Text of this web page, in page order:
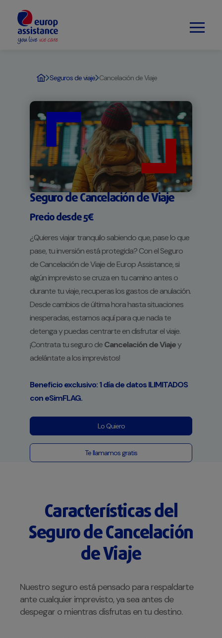
Seguros de viaje Cancelación de Viaje
Seguro de Cancelación de Viaje
Precio desde 5€
¿Quieres viajar tranquilo sabiendo que, pase lo que
pase, tu inversión está protegida? Con el Seguro
de Cancelación de Viaje de Europ Assistance, si
algún imprevisto se cruza en tu camino antes o
durante tu viaje, recuperas los gastos de anulación.
Desde cambios de última hora hasta situaciones
inesperadas, estamos aquí para que nada te
detenga y puedas centrarte en disfrutar el viaje.
¡Contrata tu seguro deCancelación de Viajey
adelántate a los imprevistos!
Beneficio exclusivo: 1 día de datos ILIMITADOS
con eSimFLAG.
Lo Quiero
Te llamamos gratis
Características del
Seguro de Cancelación
de Viaje
Nuestro seguro está pensado para respaldarte
ante cualquier imprevisto, ya sea antes de
despegar o mientras disfrutas en tu destino.